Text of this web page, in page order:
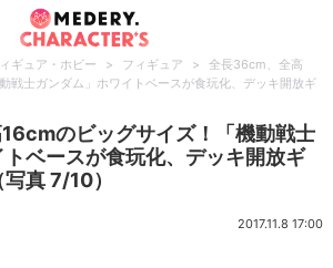
ギュア・ホビー > フィギュア >
全長36cm、全高
戦士ガンダム」ホワイトベースが食玩化、デッキ開放ギ
のビッグサイズ！「機動戦士
ベースが食玩化、デッキ開放ギ
真 7/10）
2017.11.8 17:00